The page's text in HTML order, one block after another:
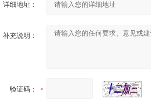
详细地址：
补充说明：
验证码：